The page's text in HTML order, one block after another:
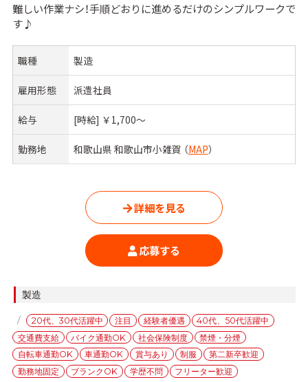
難しい作業ナシ！手順どおりに進めるだけのシンプルワークで
す♪
職種 製造
雇用形態 派遣社員
給与 [時給] ￥1,700〜
勤務地 和歌山県 和歌山市小雑賀 （MAP）
詳細を見る
応募する
ゴ
リ
ー
製造
タ
グ
20代、30代活躍中 注目 経験者優遇
40代、50代活躍中
交通費支給
バイク通勤OK 社会保険制度
禁煙・分煙
自転車通勤OK
車通勤OK 賞与あり 制服
第二新卒歓迎
勤務地固定
ブランクOK 学歴不問
フリーター歓迎